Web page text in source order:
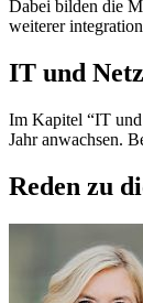
Dabei bilden die
weiterer
IT und
Im Kapitel “IT
Jahr anwachsen.
Reden zu